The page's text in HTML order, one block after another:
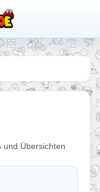
und Übersichten